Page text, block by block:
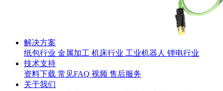
解决方案
纸包行业 金属加工 机床行业 工业机器人 锂电行业
技术支持
资料下载 常见FAQ 视频 售后服务
关于我们